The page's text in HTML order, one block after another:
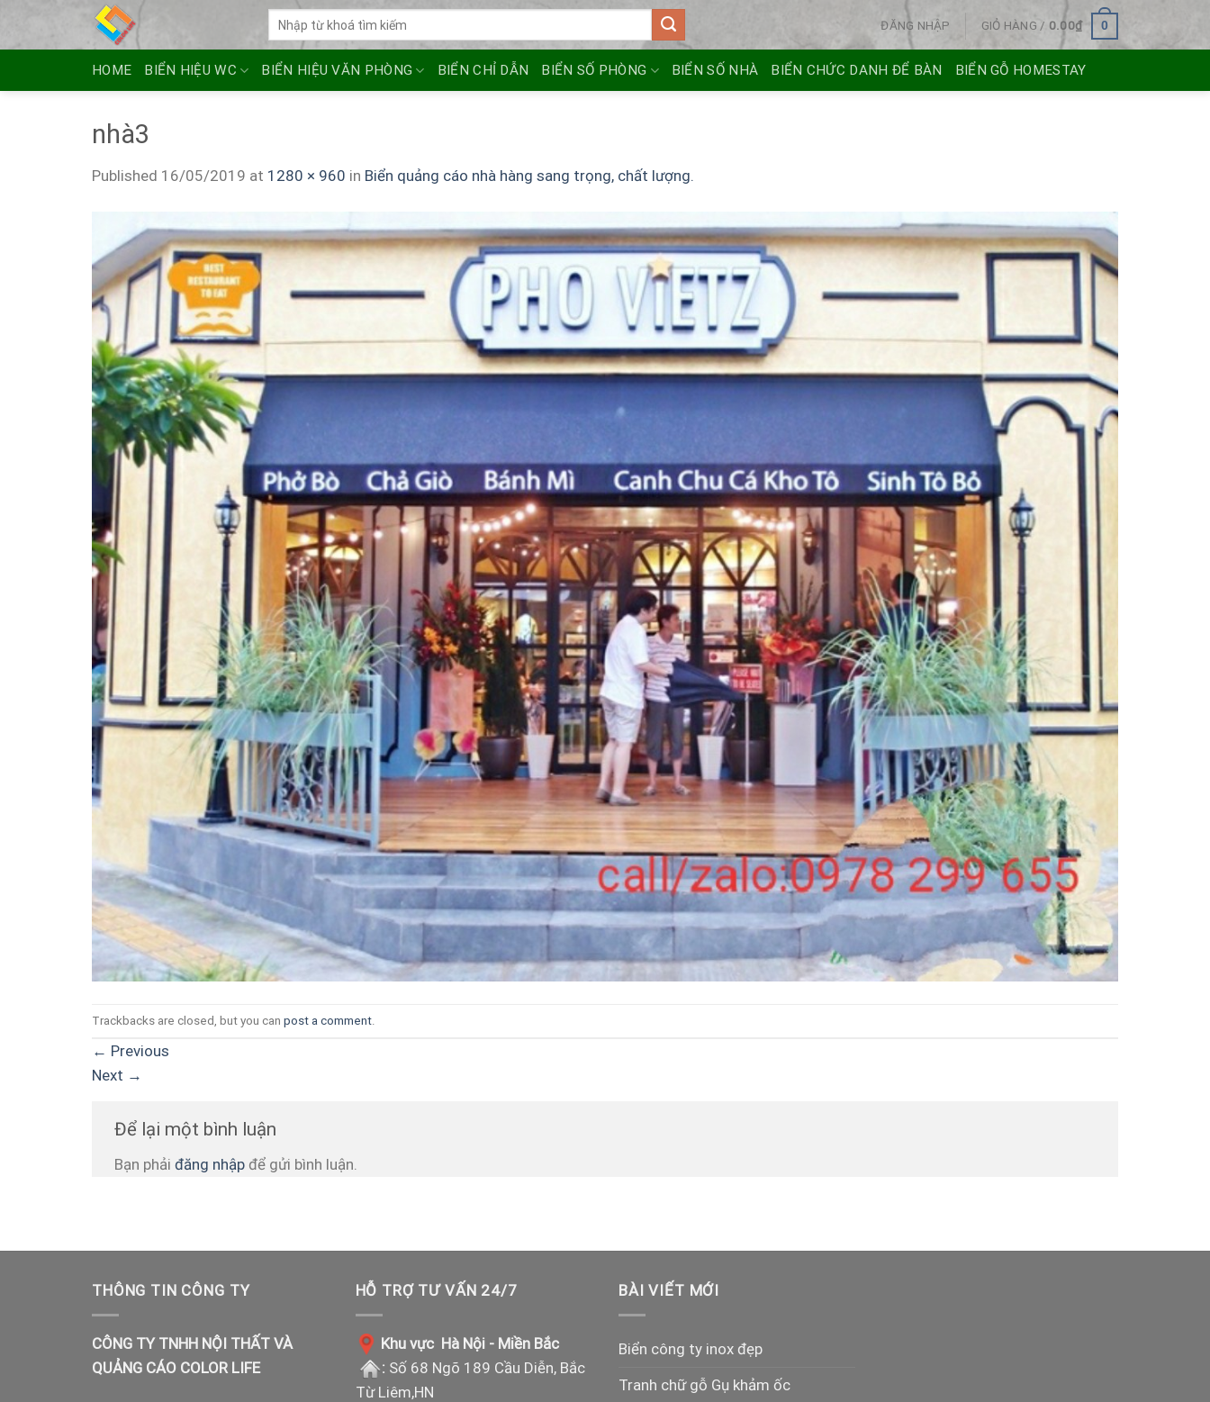
ĐĂNG NHẬP GIỎ HÀNG / 0.00₫ 0
HOME BIỂN HIỆU WC BIỂN HIỆU VĂN PHÒNG BIỂN CHỈ DẪN BIỂN SỐ PHÒNG BIỂN SỐ NHÀ BIỂN CHỨC DANH ĐỂ BÀN BIỂN GỖ HOMESTAY
nhà3
Published 16/05/2019 at 1280 × 960 in Biển quảng cáo nhà hàng sang trọng, chất lượng.
Trackbacks are closed, but you can post a comment
← Previous
Next →
Để lại một bình luận
Bạn phải đăng nhập để gửi bình luận.
THÔNG TIN CÔNG TY
CÔNG TY TNHH NỘI THẤT VÀ
QUẢNG CÁO COLOR LIFE
HỖ TRỢ TƯ VẤN 24/7
Khu vực Hà Nội - Miền Bắc
: Số 68 Ngõ 189 Cầu Diễn, Bắc
Từ Liêm,HN
BÀI VIẾT MỚI
Biển công ty inox đẹp
Tranh chữ gỗ Gụ khảm ốc